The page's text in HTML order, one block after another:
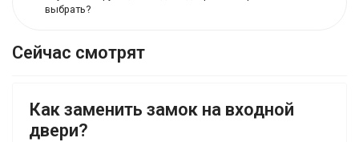
выбрать?
Сейчас смотрят
Как заменить замок на входной
двери?